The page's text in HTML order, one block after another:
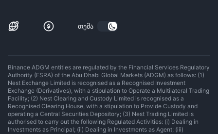
თემა
Binance ADGM entities are regulated by the Financial Services Regulatory
Authority (FSRA) of the Abu Dhabi Global Markets (ADGM) as follows: (1)
Nest Exchange Limited is recognised as a Recognised Investment
Exchange (Derivatives), with a stipulation to Operate a Multilateral Trading
Facility; (2) Nest Clearing and Custody Limited is recognised as a
Recognised Clearing House, with a stipulation to Provide Custody and
operating a Central Securities Depository; (3) Nest Trading Limited is
authorised to carry out the following Regulated Activities: (i) Dealing in
Investments as Principal; (ii) Dealing in Investments as Agent; (iii)